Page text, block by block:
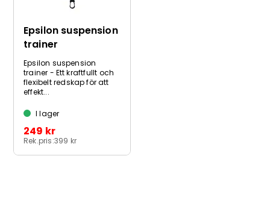
Epsilon suspension
trainer
Epsilon suspension
trainer - Ett kraftfullt och
flexibelt redskap för att
effekt...
I lager
Rek.pris:399 kr
249 kr